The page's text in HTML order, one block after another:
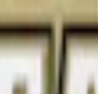
fuktar du dem med
165 gram torr (345